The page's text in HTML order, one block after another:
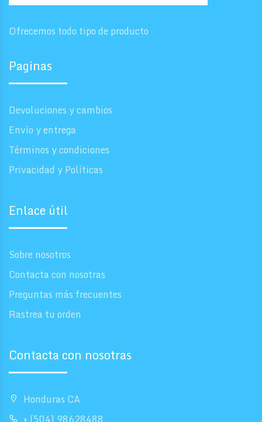
Ofrecemos todo tipo de producto
Paginas
Devoluciones y cambios
Envío y entrega
Términos y condiciones
Privacidad y Políticas
Enlace útil
Sobre nosotros
Contacta con nosotras
Preguntas más frecuentes
Rastrea tu orden
Contacta con nosotras
Honduras CA
+ (504) 98628488